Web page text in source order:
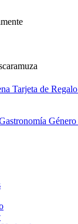
Tarjeta de Regalo
Género